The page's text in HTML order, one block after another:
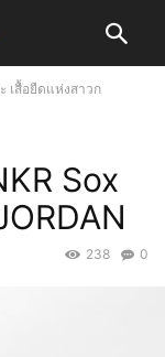
เสื้อยืดแห่งสาวก
Sox
0
238